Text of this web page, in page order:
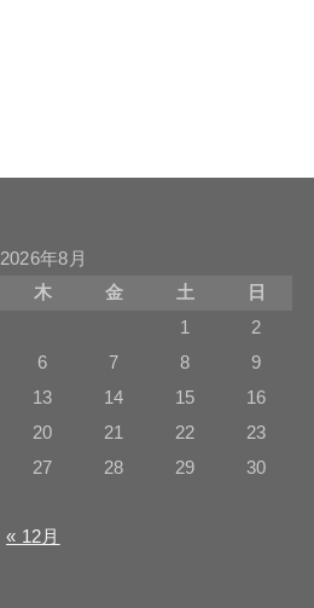
2026年8月
木 金 土
日
1
2
6 7 8
9
13 14 15
16
20 21 22
23
27 28 29
30
« 12月